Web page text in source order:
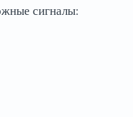
сигналы: